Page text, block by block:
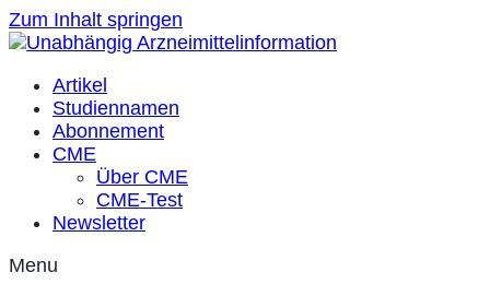
Zum Inhalt springen
Artikel
Studiennamen
Abonnement
CME
Über CME
CME-Test
Newsletter
Menu